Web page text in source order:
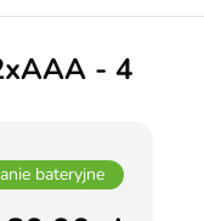
- 4
bateryjne